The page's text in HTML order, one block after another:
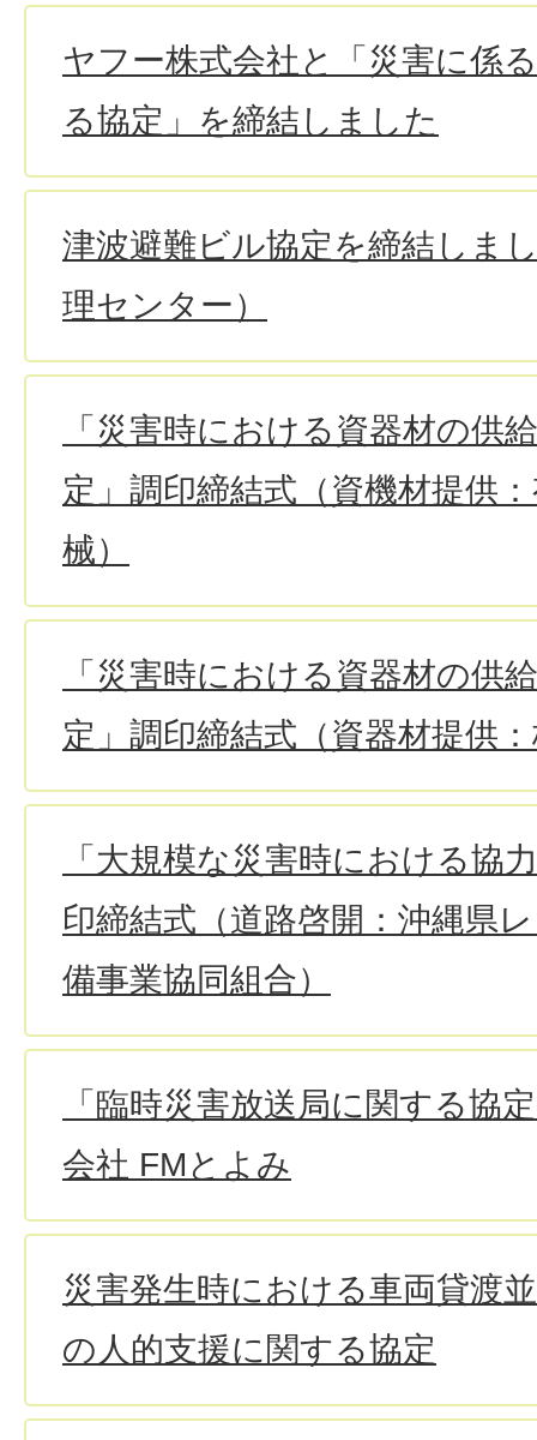
ヤフー株式会社と「災害に係
る協定」を締結しました
津波避難ビル協定を締結しま
理センター）
「災害時における資器材の供
定」調印締結式（資機材提供
械）
「災害時における資器材の供
定」調印締結式（資器材提供
「大規模な災害時における協
印締結式（道路啓開：沖縄県
備事業協同組合）
「臨時災害放送局に関する協
会社 FMとよみ
災害発生時における車両貸渡
の人的支援に関する協定